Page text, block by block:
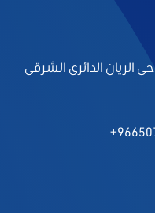
الريان الدائرى الشرقى